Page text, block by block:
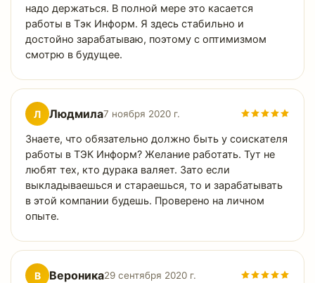
надо держаться. В полной мере это касается
работы в Тэк Информ. Я здесь стабильно и
достойно зарабатываю, поэтому с оптимизмом
смотрю в будущее.
Л Людмила7 ноября 2020 г.
Знаете, что обязательно должно быть у соискателя
работы в ТЭК Информ? Желание работать. Тут не
любят тех, кто дурака валяет. Зато если
выкладываешься и стараешься, то и зарабатывать
в этой компании будешь. Проверено на личном
опыте.
В Вероника29 сентября 2020 г.